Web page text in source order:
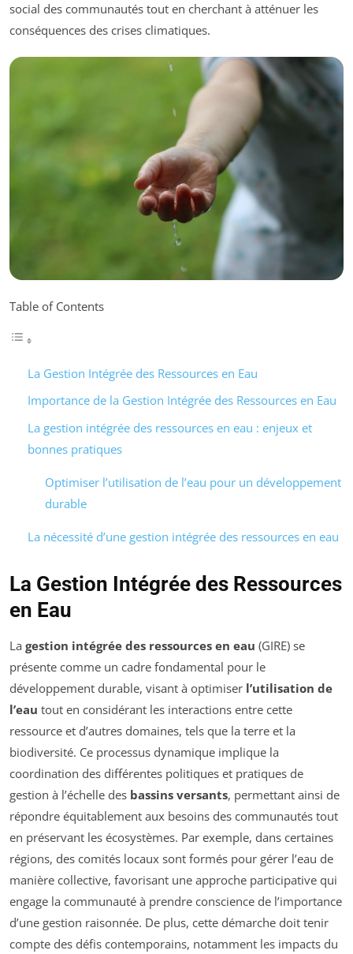
social des communautés tout en cherchant à atténuer les
conséquences des crises climatiques.
Table of Contents
La Gestion Intégrée des Ressources en Eau
Importance de la Gestion Intégrée des Ressources en Eau
La gestion intégrée des ressources en eau : enjeux et
bonnes pratiques
Optimiser l’utilisation de l’eau pour un développement
durable
La nécessité d’une gestion intégrée des ressources en eau
La Gestion Intégrée des Ressources
en Eau
La gestion intégrée des ressources en eau (GIRE) se
présente comme un cadre fondamental pour le
développement durable, visant à optimiser l’utilisation de
l’eau tout en considérant les interactions entre cette
ressource et d’autres domaines, tels que la terre et la
biodiversité. Ce processus dynamique implique la
coordination des différentes politiques et pratiques de
gestion à l’échelle des bassins versants, permettant ainsi de
répondre équitablement aux besoins des communautés tout
en préservant les écosystèmes. Par exemple, dans certaines
régions, des comités locaux sont formés pour gérer l’eau de
manière collective, favorisant une approche participative qui
engage la communauté à prendre conscience de l’importance
d’une gestion raisonnée. De plus, cette démarche doit tenir
compte des défis contemporains, notamment les impacts du